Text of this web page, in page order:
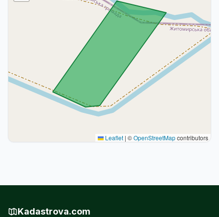
Leaflet | ©OpenStreetMapcontributors
Kadastrova.com